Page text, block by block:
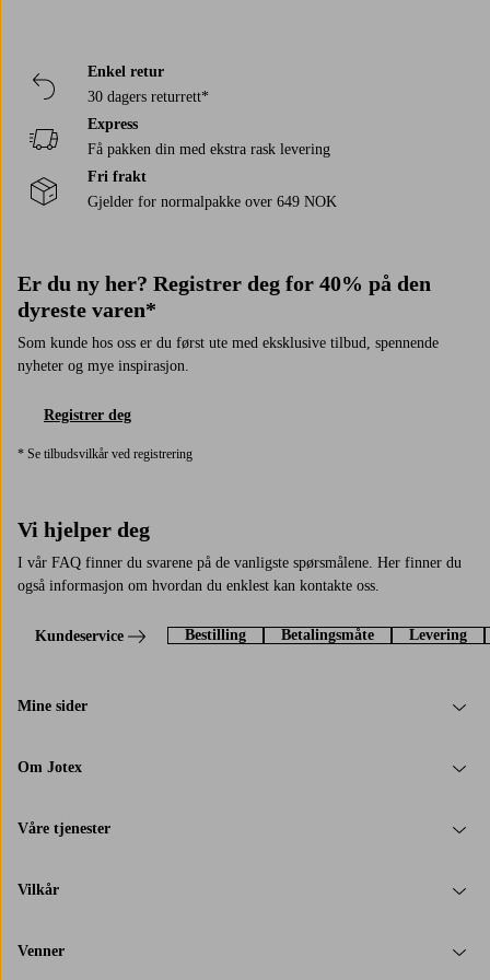
Enkel retur
30 dagers returrett*
Express
Få pakken din med ekstra rask levering
Fri frakt
Gjelder for normalpakke over 649 NOK
Er du ny her? Registrer deg for 40% på den
dyreste varen*
Som kunde hos oss er du først ute med eksklusive tilbud, spennende
nyheter og mye inspirasjon.
Registrer deg
* Se tilbudsvilkår ved registrering
Vi hjelper deg
I vår FAQ finner du svarene på de vanligste spørsmålene. Her finner du
også informasjon om hvordan du enklest kan kontakte oss.
Kundeservice Bestilling Betalingsmåte Levering
Mine sider
Om Jotex
Våre tjenester
Vilkår
Venner